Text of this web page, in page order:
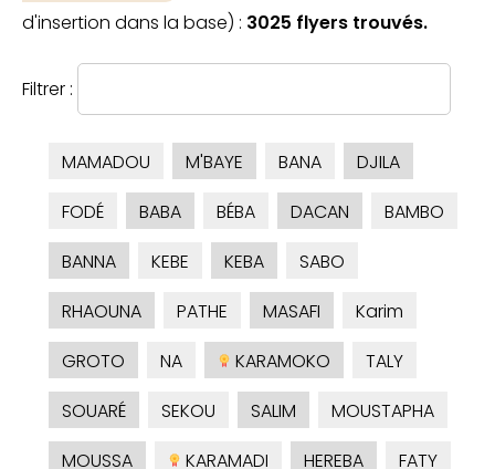
d'insertion dans la base) : 3025 flyers trouvés.
Filtrer :
MAMADOU M'BAYE BANA
DJILA
FODÉ
BABA BÉBA DACAN
BAMBO
BANNA
KEBE KEBA
SABO
RHAOUNA
PATHE MASAFI
Karim
GROTO
NA KARAMOKO
TALY
SOUARÉ
SEKOU SALIM
MOUSTAPHA
MOUSSA
KARAMADI HEREBA
FATY